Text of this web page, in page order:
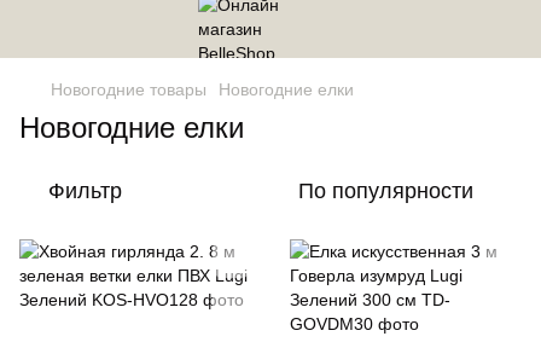
Новогодние товары Новогодние елки
Новогодние елки
Фильтр По популярности